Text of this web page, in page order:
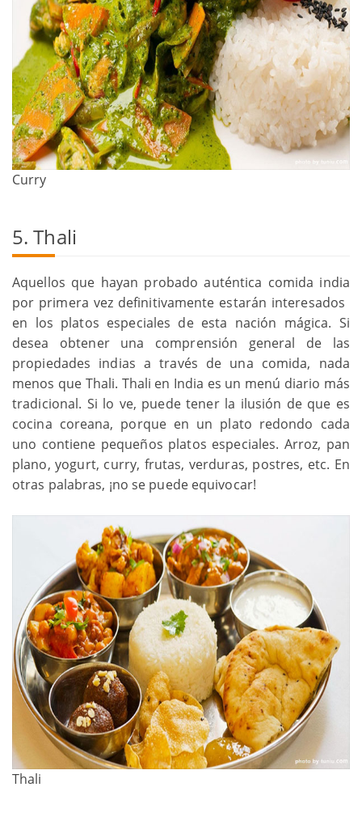
Curry
5. Thali
Aquellos que hayan probado auténtica comida india
por primera vez definitivamente estarán interesados ​​
en los platos especiales de esta nación mágica. Si
desea obtener una comprensión general de las
propiedades indias a través de una comida, nada
menos que Thali. Thali en India es un menú diario más
tradicional. Si lo ve, puede tener la ilusión de que es
cocina coreana, porque en un plato redondo cada
uno contiene pequeños platos especiales. Arroz, pan
plano, yogurt, curry, frutas, verduras, postres, etc. En
otras palabras, ¡no se puede equivocar!
Thali